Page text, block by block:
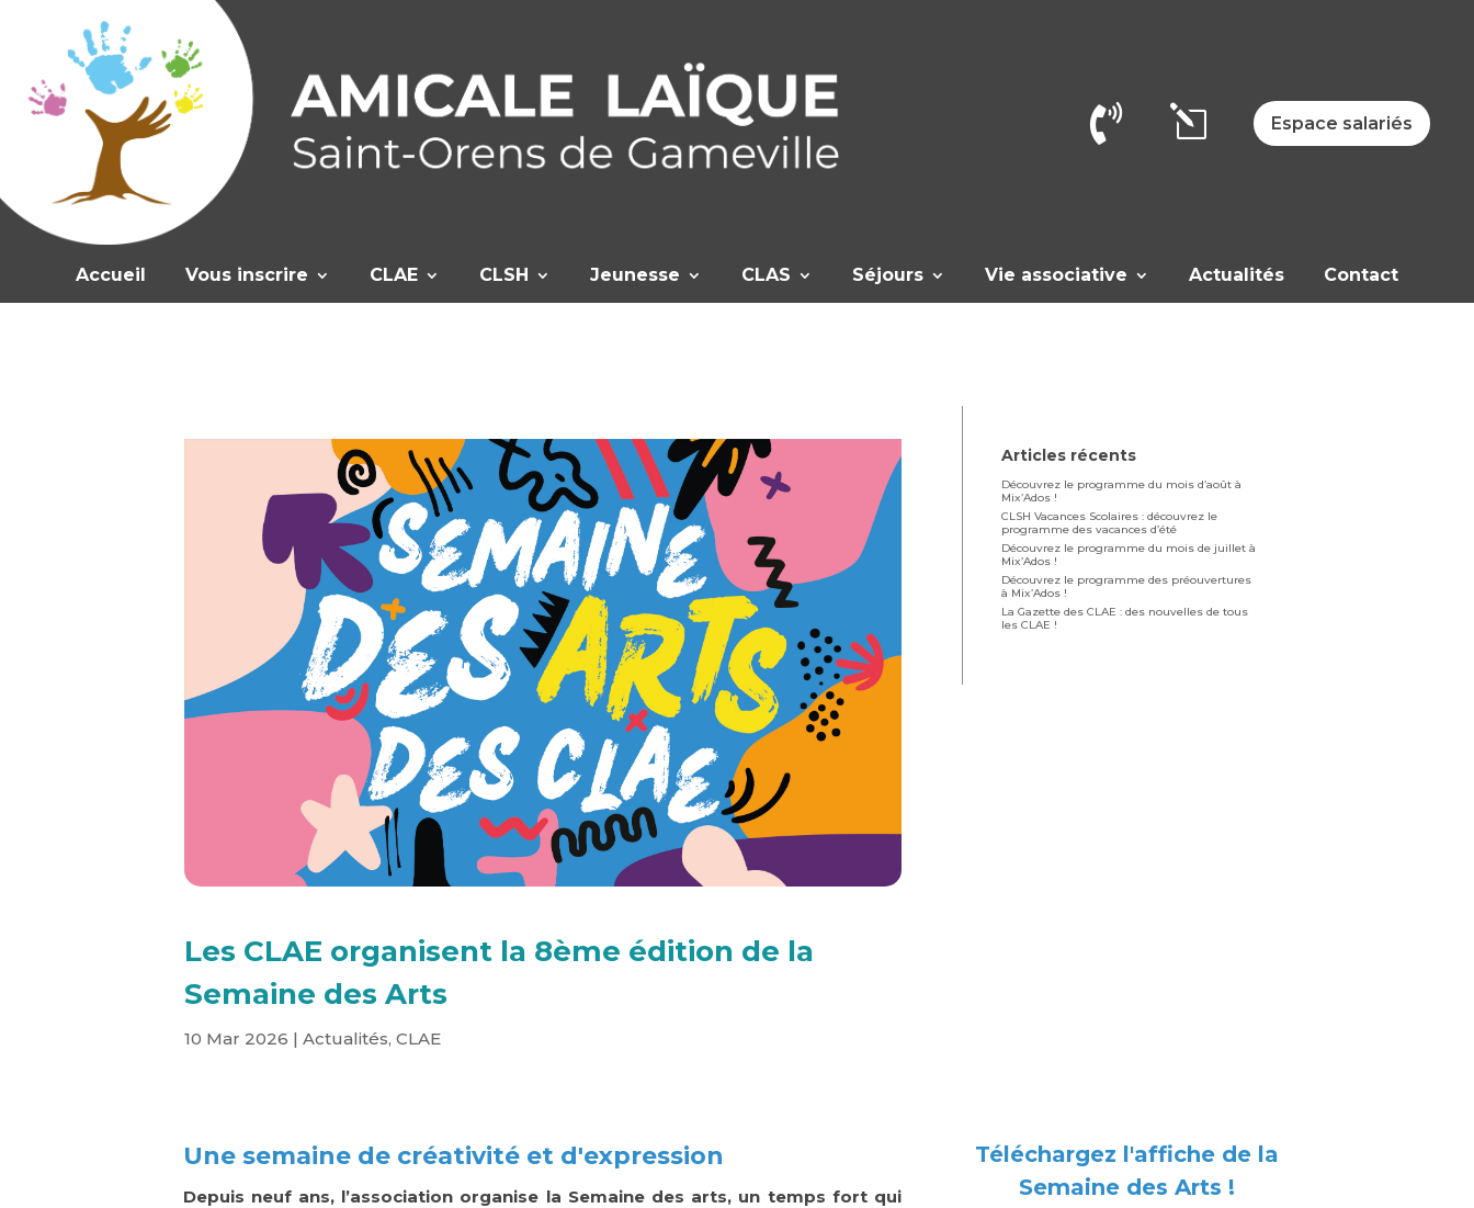
 l Espace salariés
Accueil Vous inscrire CLAE CLSH Jeunesse CLAS Séjours Vie associative Actualités Contact
Les CLAE organisent la 8ème édition de la
Semaine des Arts
10 Mar 2026 | Actualités, CLAE
Articles récents
Découvrez le programme du mois d’août à
Mix’Ados !
CLSH Vacances Scolaires : découvrez le
programme des vacances d’été
Découvrez le programme du mois de juillet à
Mix’Ados !
Découvrez le programme des préouvertures
à Mix’Ados !
La Gazette des CLAE : des nouvelles de tous
les CLAE !
Une semaine de créativité et d'expression
Depuis neuf ans, l’association organise la Semaine des arts, un temps fort qui
Téléchargez l'affiche de la
Semaine des Arts !